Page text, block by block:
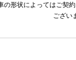
の形状によってはご契
ござい